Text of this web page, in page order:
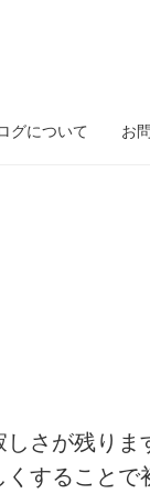
グについて お
さが残りま
すること